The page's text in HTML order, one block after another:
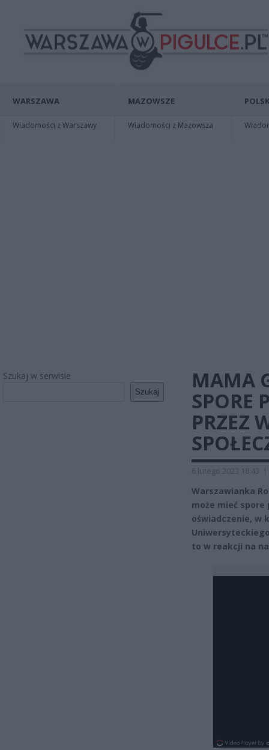
WARSZAWA
Wiadomości z Warszawy
MAZOWSZE
Wiadomości z Mazowsza
Szukaj w serwisie
Szukaj
MAMA
SPORE
PRZEZ
6 lutego 2023 18:43 |
Warszawianka
może mieć spore
oświadczenie, w
to w reakcji na